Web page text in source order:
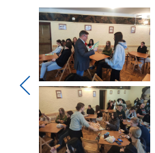
Pokaż
poprzednie
zdjęcia
Pokaż
zdjęcie
1
z
galerii.